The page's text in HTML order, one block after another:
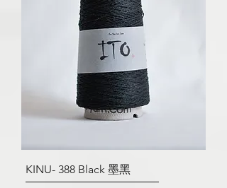
KINU- 388 Black 墨黑